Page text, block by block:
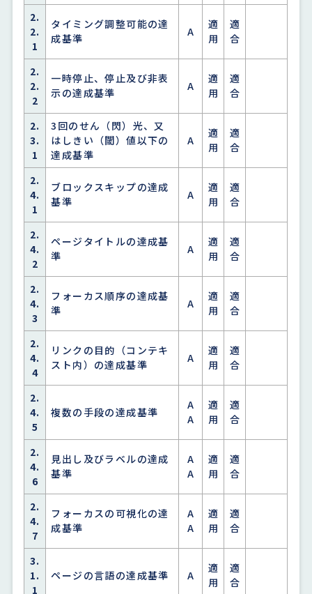
2.
2.
1
タイミング調整可能の達
成基準
A
適
用
適
合
2.
2.
2
一時停止、停止及び非表
示の達成基準
A
適
用
適
合
2.
3.
1
3回のせん（閃）光、又
はしきい（閾）値以下の
達成基準
A
適
用
適
合
2.
4.
1
ブロックスキップの達成
基準
A
適
用
適
合
2.
4.
2
ページタイトルの達成基
準
A
適
用
適
合
2.
4.
3
フォーカス順序の達成基
準
A
適
用
適
合
2.
4.
4
リンクの目的（コンテキ
スト内）の達成基準
A
適
用
適
合
2.
4.
5
複数の手段の達成基準
A
A
適
用
適
合
2.
4.
6
見出し及びラベルの達成
基準
A
A
適
用
適
合
2.
4.
7
フォーカスの可視化の達
成基準
A
A
適
用
適
合
3.
1.
1
ページの言語の達成基準 A
適
用
適
合